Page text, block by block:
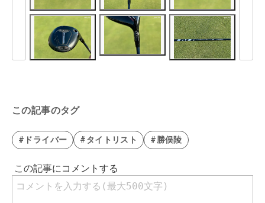
この記事のタグ
#ドライバー #タイトリスト #勝俣陵